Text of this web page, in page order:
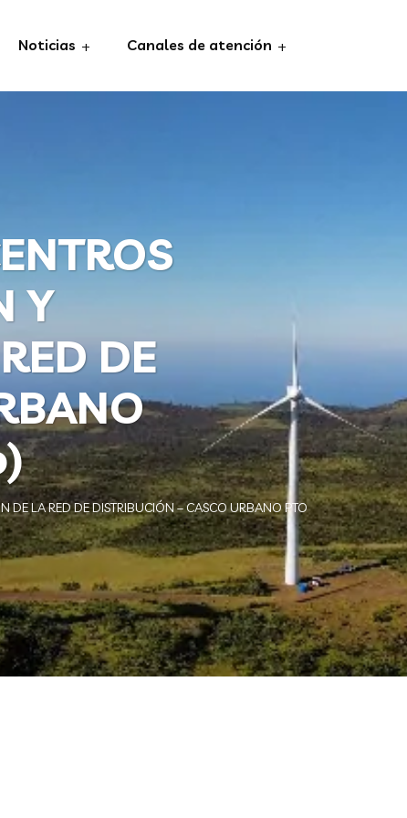
Noticias Canales de atención
Y
DE
DE LA RED DE DISTRIBUCIÓN – CASCO URBANO PTO